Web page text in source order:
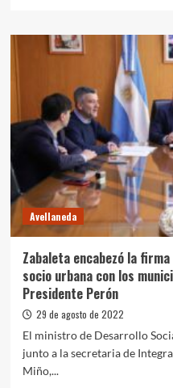
Coordinación
Integral
Prevención
y
Asistencia
a
las
Violencias
(CIPAV)
y
la
Coordinación
de
y
Adolescencia
expusieron
en
UNAJ
Avellaneda
Zabaleta encabezó la
socio urbana con los
Presidente Perón
29 de agosto de 2022
El ministro de Desarrollo
junto a la secretaria de
Miño,...